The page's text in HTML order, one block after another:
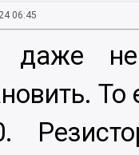
06:45
не